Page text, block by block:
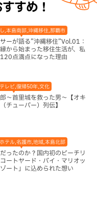
すめ！
,本島南部,沖縄移住,那覇市
ーが語る”沖縄移住”Vol.01：
から始まった移住生活が、私
点満点になった理由
レビ,復帰50年,文化
～首里城を救った男～【オキ
チューバー）列伝】
テル,名護市,地域,本島北部
ったのか？国内初のビーチリ
ートヤード・バイ・マリオッ
ゾート」に込められた想い